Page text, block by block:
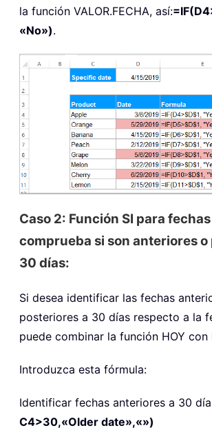
la función VALOR.FECHA, así:
«No»).
Caso 2: Función SI para
comprueba si son anteriores o
30 días:
Si desea identificar las fechas
posteriores a 30 días respecto a la
puede combinar la función HOY con
Introduzca esta fórmula:
Identificar fechas anteriores a 30
C4>30,«Older date»,«»)